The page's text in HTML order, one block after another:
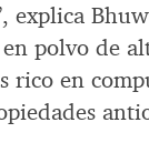
explica
polvo de
rico en